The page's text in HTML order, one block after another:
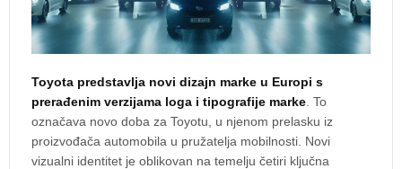
Toyota predstavlja novi dizajn marke u Europi s
prerađenim verzijama loga i tipografije marke . To
označava novo doba za Toyotu, u njenom prelasku iz
proizvođača automobila u pružatelja mobilnosti. Novi
vizualni identitet je oblikovan na temelju četiri ključna